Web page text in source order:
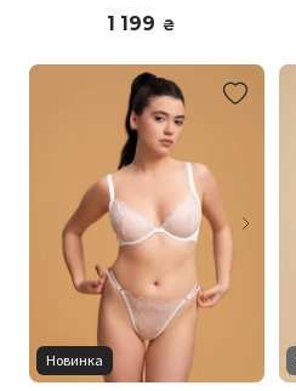
1 199 ₴
Новинка